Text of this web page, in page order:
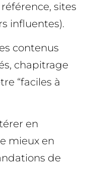
sites
influentes).
contenus
chapitrage
“faciles à
en
mieux en
de